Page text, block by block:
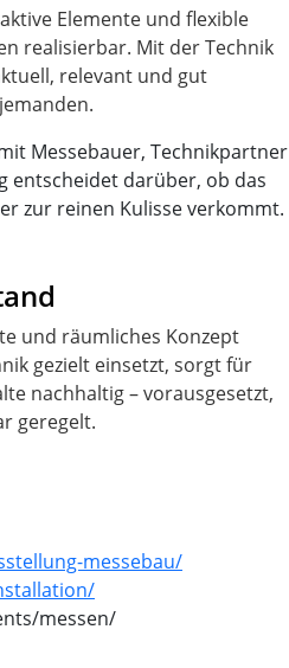
Elemente und flexible
realisierbar. Mit der Technik
relevant und gut
Messebauer, Technikpartner
entscheidet darüber, ob das
zur reinen Kulisse verkommt.
und räumliches Konzept
gezielt einsetzt, sorgt für
nachhaltig – vorausgesetzt,
geregelt.
messebau/
messen/